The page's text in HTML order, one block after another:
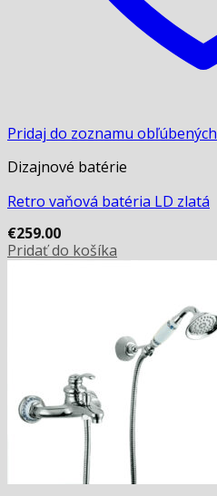
Pridaj do zoznamu obľúbených
Dizajnové batérie
Retro vaňová batéria LD zlatá
€259.00
Pridať do košíka